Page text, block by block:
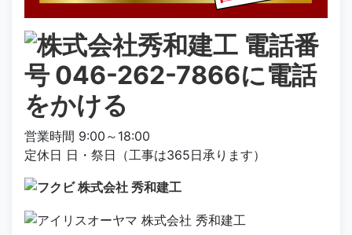
営業時間 9:00～18:00
定休日 日・祭日（工事は365日承ります）